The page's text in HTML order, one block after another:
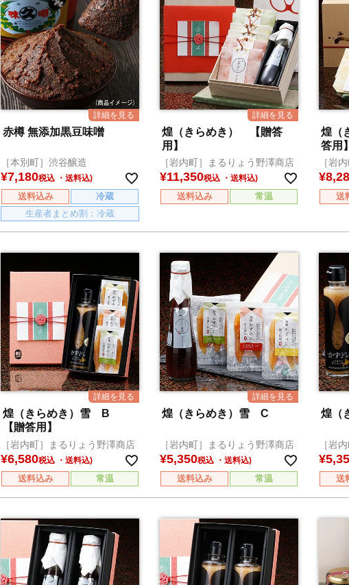
赤樽 無添加黒豆味噌
［本別町］渋谷醸造
¥7,180税込
送料込み
冷蔵
生産者まとめ割：冷蔵
煌（きらめき） 【贈答
用】
［岩内町］まるりょう野澤商店
¥11,350税込
送料込み 常温
煌（
答用】
［岩
¥
送
煌（きらめき）雪 B
【贈答用】
［岩内町］まるりょう野澤商店
¥6,580税込
送料込み 常温
煌（きらめき）雪 C
［岩内町］まるりょう野澤商店
¥5,350税込
送料込み 常温
煌（
［岩
¥
送